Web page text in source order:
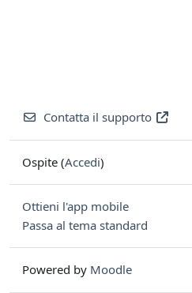
Contatta il supporto
Ospite (Accedi)
Ottieni l'app mobile
Passa al tema standard
Powered by Moodle